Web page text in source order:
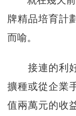
牌精品培育計
而喻。
接連的利好
擴種或從企業
值兩萬元的收